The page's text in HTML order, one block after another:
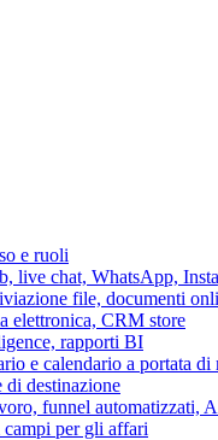
e ruoli
live chat, WhatsApp,
file, documenti
elettronica, CRM store
rapporti BI
e calendario a portata di
di destinazione
funnel automatizzati,
campi per gli affari